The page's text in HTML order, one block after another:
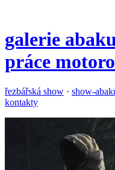
galerie
práce
řezbářská show · show-
kontakty